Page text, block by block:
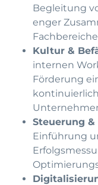
Begleitung
enger
Kultur &
internen
Förderung
Steuerung
Einführung